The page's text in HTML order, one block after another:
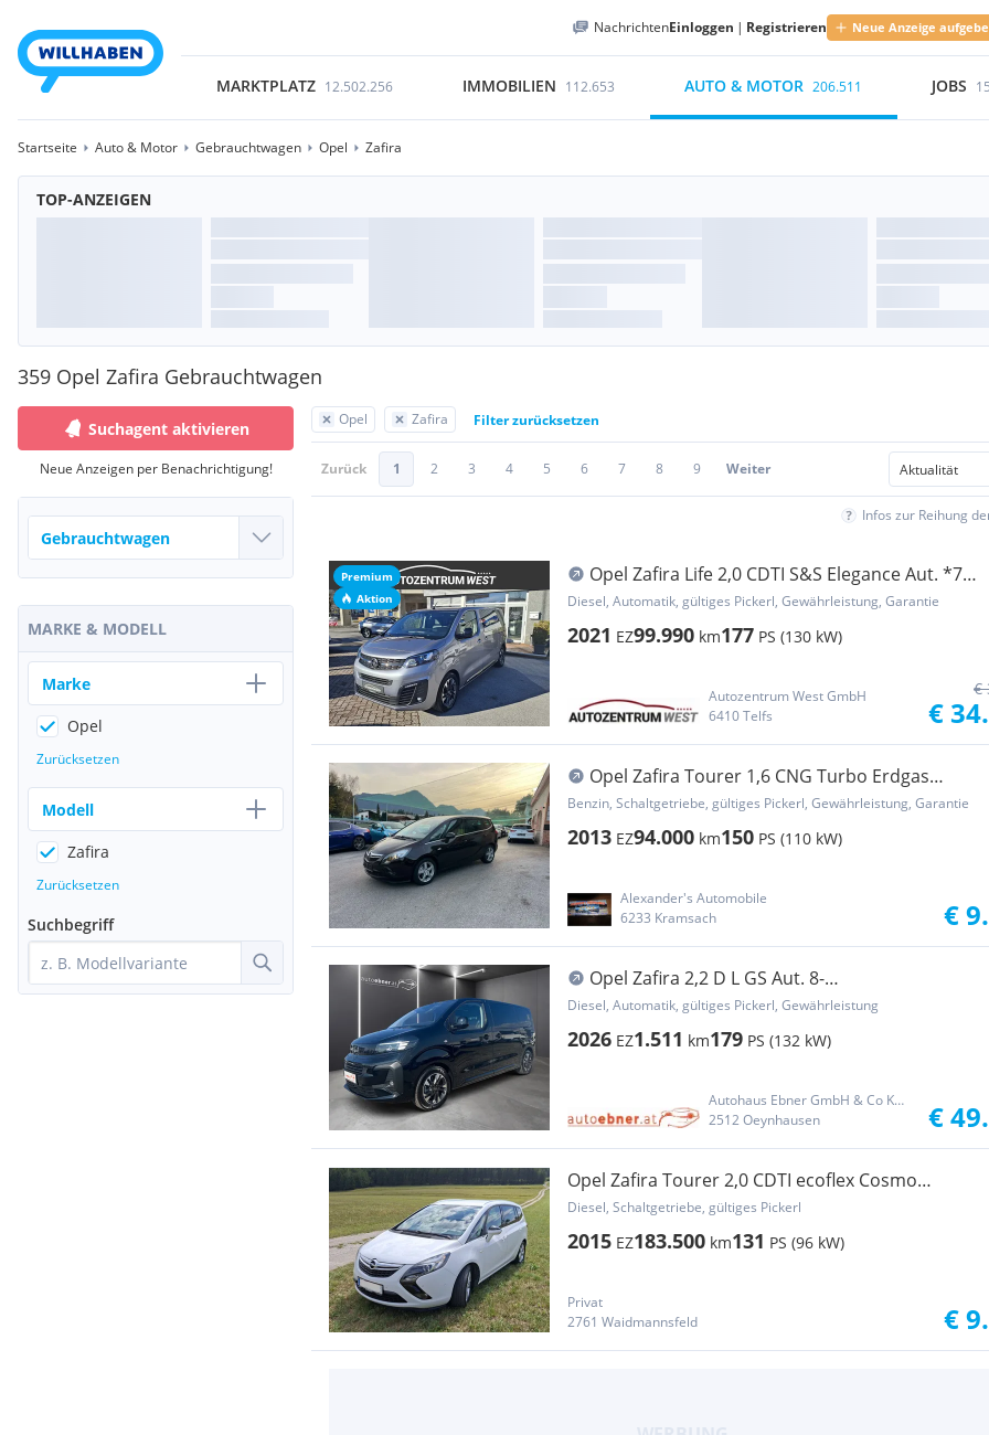
NachrichtenEinloggen | Registrieren Neue Anzeige
MARKTPLATZ 12.502.256 IMMOBILIEN 112.653 AUTO & MOTOR 206.511 JOBS
Startseite Auto & Motor Gebrauchtwagen Opel Zafira
TOP-ANZEIGEN
359 Opel Zafira Gebrauchtwagen
Opel Zafira Filter zurücksetzen
Zurück 1 2 3 4 5 6 7 8 9 Weiter
Infos zur Reihung
Premium
Aktion
Opel Zafira Life 2,0 CDTI S&S Elegance Aut. *7
Sitze...
Diesel, Automatik, gültiges Pickerl, Gewährleistung, Garantie
2021 EZ99.990 km177 PS (130 kW)
Autozentrum West GmbH
6410 Telfs
€
€
Opel Zafira Tourer 1,6 CNG Turbo Erdgas
ecoflex Cosmo
Benzin, Schaltgetriebe, gültiges Pickerl, Gewährleistung, Garantie
2013 EZ94.000 km150 PS (110 kW)
Alexander's Automobile
6233 Kramsach
€
Opel Zafira 2,2 D L GS Aut. 8-
SITZER+STANDHZG+LEDER+SKY
Diesel, Automatik, gültiges Pickerl, Gewährleistung
2026 EZ1.511 km179 PS (132 kW)
Autohaus Ebner GmbH & Co KG Oeynhausen
2512 Oeynhausen
€
Opel Zafira Tourer 2,0 CDTI ecoflex Cosmo
Start/Stop
Diesel, Schaltgetriebe, gültiges Pickerl
2015 EZ183.500 km131 PS (96 kW)
Privat
2761 Waidmannsfeld
€
Suchagent aktivieren
Neue Anzeigen per Benachrichtigung!
MARKE & MODELL
Marke
Opel
Zurücksetzen
Modell
Zafira
Zurücksetzen
Suchbegriff